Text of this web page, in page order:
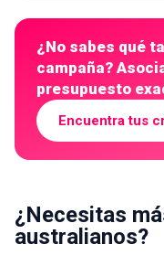
¿No sabes qué
campaña?
presupuesto
Encuentra tus
¿Necesitas
australianos?